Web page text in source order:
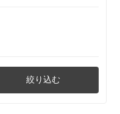
絞り込む